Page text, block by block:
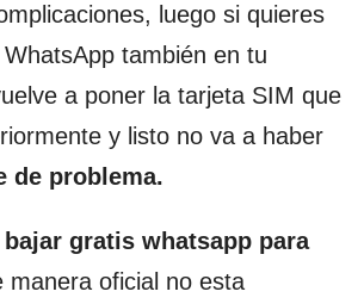
luego si quieres
también en tu
a poner la tarjeta SIM que
y listo no va a haber
de problema.
bajar gratis whatsapp para
manera oficial no esta